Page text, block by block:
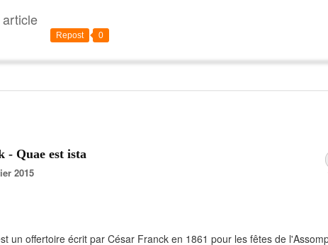
Repost 0
- Quae est ista
2015
un offertoire écrit par César Franck en 1861 pour les fêtes de